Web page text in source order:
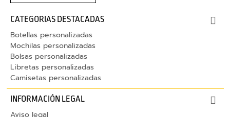
n
a
l
i
z
a
d
o
s
CATEGORIAS DESTACADAS
Botellas personalizadas
Mochilas personalizadas
Bolsas personalizadas
Libretas personalizadas
Camisetas personalizadas
INFORMACIÓN LEGAL
Aviso legal